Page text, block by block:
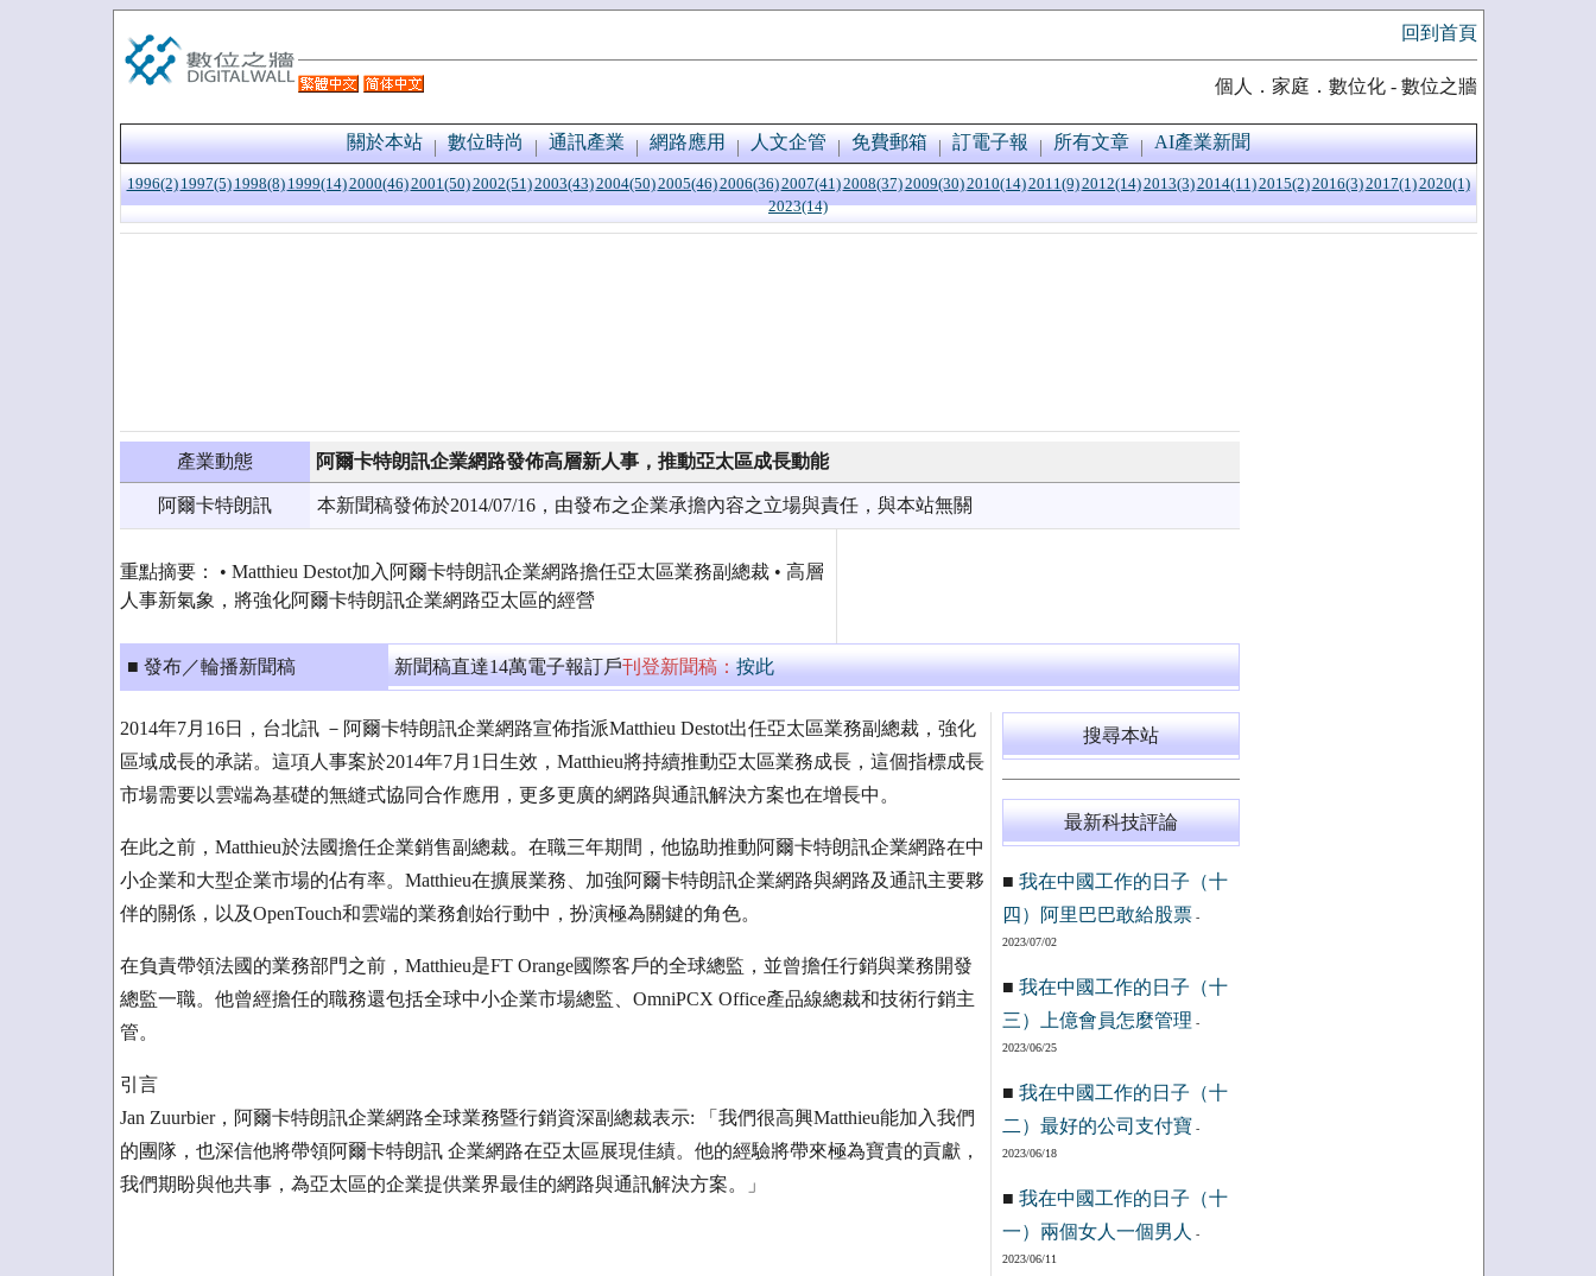
回到首頁
個人．家庭．數位化 - 數位之牆
關於本站 數位時尚 通訊產業 網路應用 人文企管 免費郵箱 訂電子報 所有文章 AI產業新聞
1996(2) 1997(5) 1998(8) 1999(14)2000(46)2001(50)2002(51)2003(43)2004(50)2005(46)2006(36)2007(41)2008(37)2009(30)2010(14)2011(9)2012(14)2013(3)2014(11)2015(2)2016(3)2017(1)2020(1)
2023(14)
產業動態 阿爾卡特朗訊企業網路發佈高層新人事，推動亞太區成長動能
阿爾卡特朗訊 本新聞稿發佈於2014/07/16，由發布之企業承擔內容之立場與責任，與本站無關
重點摘要： • Matthieu Destot加入阿爾卡特朗訊企業網路擔任亞太區業務副總裁 • 高層
人事新氣象，將強化阿爾卡特朗訊企業網路亞太區的經營
■ 發布／輪播新聞稿 新聞稿直達14萬電子報訂戶刊登新聞稿：按此
2014年7月16日，台北訊 －阿爾卡特朗訊企業網路宣佈指派Matthieu Destot出任亞太區業務副總裁，強化
區域成長的承諾。這項人事案於2014年7月1日生效，Matthieu將持續推動亞太區業務成長，這個指標成長
市場需要以雲端為基礎的無縫式協同合作應用，更多更廣的網路與通訊解決方案也在增長中。
在此之前，Matthieu於法國擔任企業銷售副總裁。在職三年期間，他協助推動阿爾卡特朗訊企業網路在中
小企業和大型企業市場的佔有率。Matthieu在擴展業務、加強阿爾卡特朗訊企業網路與網路及通訊主要夥
伴的關係，以及OpenTouch和雲端的業務創始行動中，扮演極為關鍵的角色。
在負責帶領法國的業務部門之前，Matthieu是FT Orange國際客戶的全球總監，並曾擔任行銷與業務開發
總監一職。他曾經擔任的職務還包括全球中小企業市場總監、OmniPCX Office產品線總裁和技術行銷主
管。
引言
Jan Zuurbier，阿爾卡特朗訊企業網路全球業務暨行銷資深副總裁表示: 「我們很高興Matthieu能加入我們
的團隊，也深信他將帶領阿爾卡特朗訊 企業網路在亞太區展現佳績。他的經驗將帶來極為寶貴的貢獻，
我們期盼與他共事，為亞太區的企業提供業界最佳的網路與通訊解決方案。」
搜尋本站
最新科技評論
■ 我在中國工作的日子（十
四）阿里巴巴敢給股票-
2023/07/02
■ 我在中國工作的日子（十
三）上億會員怎麼管理 -
2023/06/25
■ 我在中國工作的日子（十
二）最好的公司支付寶 -
2023/06/18
■ 我在中國工作的日子（十
一）兩個女人一個男人
-
2023/06/11